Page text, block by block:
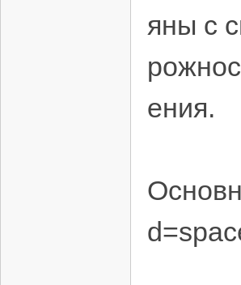
яны с
ения.